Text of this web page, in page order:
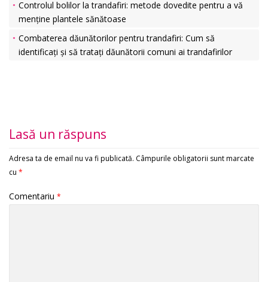
Controlul bolilor la trandafiri: metode dovedite pentru a vă
menține plantele sănătoase
Combaterea dăunătorilor pentru trandafiri: Cum să
identificați și să tratați dăunătorii comuni ai trandafirilor
Lasă un răspuns
Adresa ta de email nu va fi publicată. Câmpurile obligatorii sunt marcate
cu *
Comentariu *